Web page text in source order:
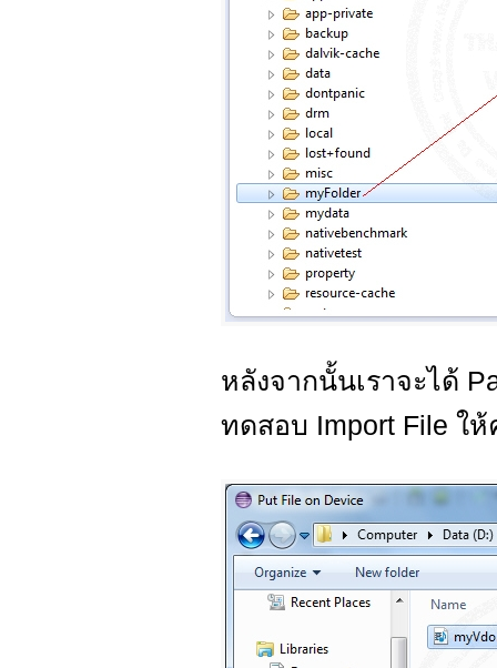
หลังจากนั้นเราจะได้
ทดสอบ Import File ใ